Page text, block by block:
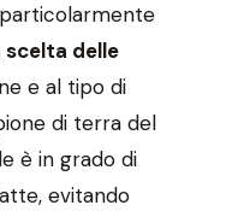
scelta delle
e al tipo di
di terra del
è in grado di
evitando